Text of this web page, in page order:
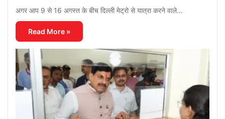
अगर आप 9 से 16 अगस्त के बीच दिल्ली मेट्रो से यात्रा करने वाले…
Read More »